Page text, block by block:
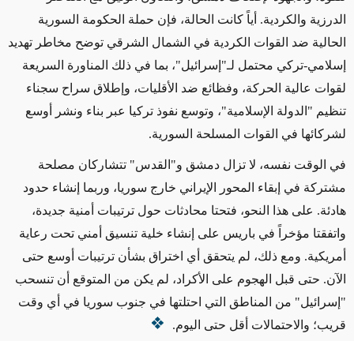
الدرزية والكردية. أياً كانت الحالة، فإن حملة الحكومة السورية
الحالية ضد القوات الكردية في الشمال الشرقي توضح مخاطر تهديد
إسلامي-تركي محتمل لـ"إسرائيل"، بما في ذلك المناورة السريعة
لقوات عالية الحركة، وفظائع ضد الأقليات، وإطلاق سراح سجناء
تنظيم "الدولة الإسلامية"، وتوسع نفوذ تركيا عبر بناء ونشر أوسع
لشركائها في القوات المسلحة السورية.
في الوقت نفسه، لا تزال دمشق و"القدس" تتشاركان مصلحة
مشتركة في إبقاء المحور الإيراني خارج سوريا، وربما إنشاء حدود
هادئة. على هذا النحو، فتحتا محادثات حول ترتيبات أمنية جديدة،
واتفقتا مؤخراً في باريس على إنشاء خلية تنسيق أمني تحت رعاية
أمريكية. ومع ذلك، لم يتحقق أي اختراق بشأن ترتيبات أوسع حتى
الآن. حتى قبل الهجوم على الأكراد، لم يكن من المتوقع أن تنسحب
"إسرائيل" من المناطق التي احتلتها في جنوب سوريا في أي وقت
قريب؛ والاحتمالات أقل حتى اليوم.